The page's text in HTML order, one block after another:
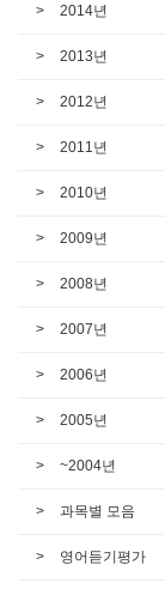
2014년
2013년
2012년
2011년
2010년
2009년
2008년
2007년
2006년
2005년
~2004년
과목별 모음
영어듣기평가